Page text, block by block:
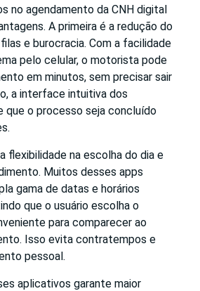
no agendamento da CNH digital
A primeira é a redução do
e burocracia. Com a facilidade
pelo celular, o motorista pode
em minutos, sem precisar sair
a interface intuitiva dos
que o processo seja concluído
flexibilidade na escolha do dia e
Muitos desses apps
gama de datas e horários
que o usuário escolha o
para comparecer ao
Isso evita contratempos e
pessoal.
aplicativos garante maior